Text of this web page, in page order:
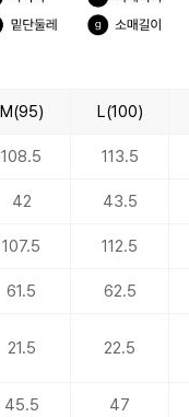
M(95) L(100)
108.5 113.5
42 43.5
107.5 112.5
61.5 62.5
21.5 22.5
45.5 47